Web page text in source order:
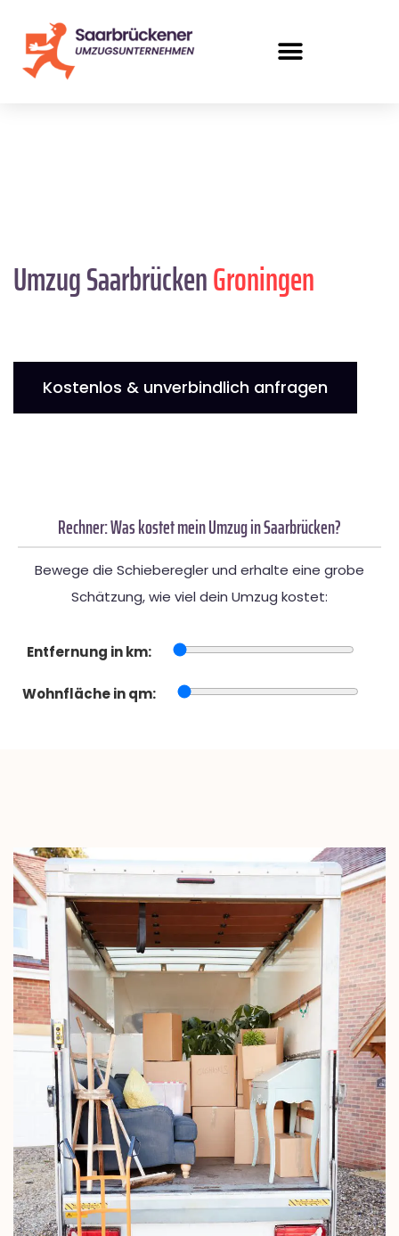
Umzug SaarbrückenGroningen
Kostenlos & unverbindlich anfragen
Rechner: Was kostet mein Umzug in Saarbrücken?
Bewege die Schieberegler und erhalte eine grobe
Schätzung, wie viel dein Umzug kostet:
Entfernung in km:
Wohnfläche in qm: